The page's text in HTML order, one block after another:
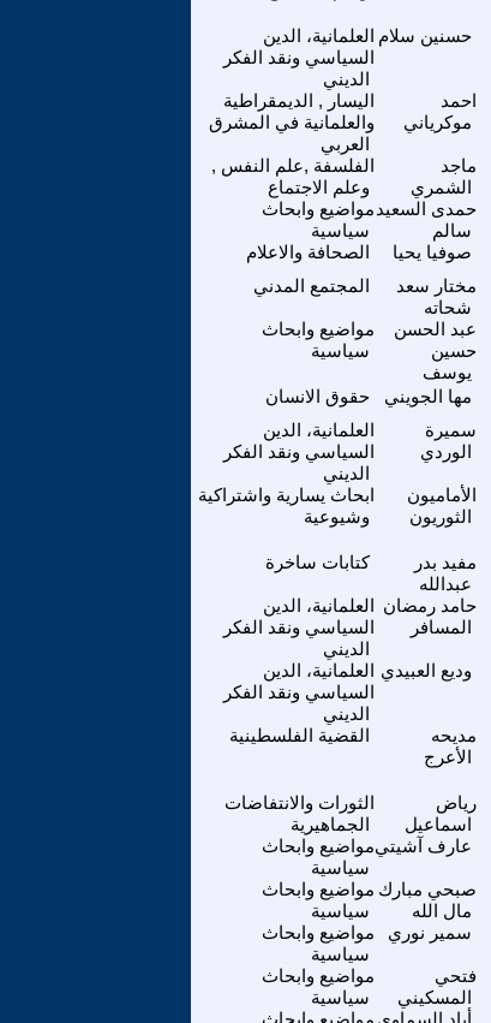
العلمانية، الدين
السياسي ونقد الفكر
الديني
حسنين سلام
اليسار , الديمقراطية
والعلمانية في المشرق
العربي
احمد
موكرياني
الفلسفة ,علم النفس ,
وعلم الاجتماع
ماجد
الشمري
مواضيع وابحاث
سياسية
حمدى السعيد
سالم
الصحافة والاعلام صوفيا يحيا
المجتمع المدني
مختار سعد
شحاته
مواضيع وابحاث
سياسية
عبد الحسن
حسين
يوسف
حقوق الانسان مها الجويني
العلمانية، الدين
السياسي ونقد الفكر
الديني
سميرة
الوردي
ابحاث يسارية واشتراكية
وشيوعية
الأماميون
الثوريون
كتابات ساخرة
مفيد بدر
عبدالله
العلمانية، الدين
السياسي ونقد الفكر
الديني
حامد رمضان
المسافر
العلمانية، الدين
السياسي ونقد الفكر
الديني
وديع العبيدي
القضية الفلسطينية
مديحه
الأعرج
الثورات والانتفاضات
الجماهيرية
رياض
اسماعيل
مواضيع وابحاث
سياسية
عارف آشيتي
مواضيع وابحاث
سياسية
صبحي مبارك
مال الله
مواضيع وابحاث
سياسية
سمير نوري
مواضيع وابحاث
سياسية
فتحي
المسكيني
مواضيع وابحاث أياد السماوي